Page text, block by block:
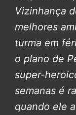
Vizinhança
melhores
turma em
o plano de
super-
semanas é
quando ele